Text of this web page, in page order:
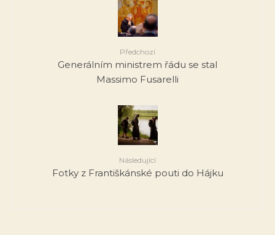
Předchozí
Generálním ministrem řádu se stal
Massimo Fusarelli
Následující
Fotky z Františkánské pouti do Hájku